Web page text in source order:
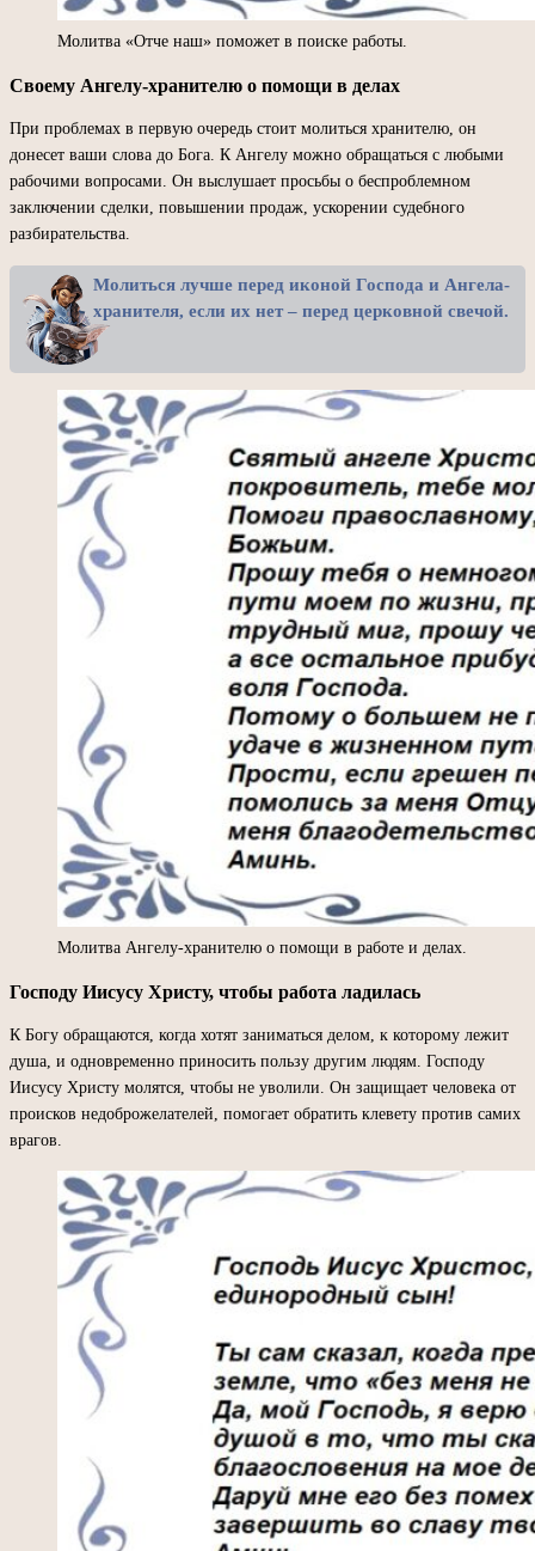
Молитва «Отче наш» поможет в поиске работы.
Своему Ангелу-хранителю о помощи в делах
При проблемах в первую очередь стоит молиться хранителю, он
донесет ваши слова до Бога. К Ангелу можно обращаться с любыми
рабочими вопросами. Он выслушает просьбы о беспроблемном
заключении сделки, повышении продаж, ускорении судебного
разбирательства.
Молиться лучше перед иконой Господа и Ангела-
хранителя, если их нет – перед церковной свечой.
Молитва Ангелу-хранителю о помощи в работе и делах.
Господу Иисусу Христу, чтобы работа ладилась
К Богу обращаются, когда хотят заниматься делом, к которому лежит
душа, и одновременно приносить пользу другим людям. Господу
Иисусу Христу молятся, чтобы не уволили. Он защищает человека от
происков недоброжелателей, помогает обратить клевету против самих
врагов.